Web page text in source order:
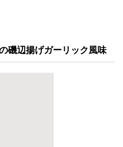
磯辺揚げガーリック風味